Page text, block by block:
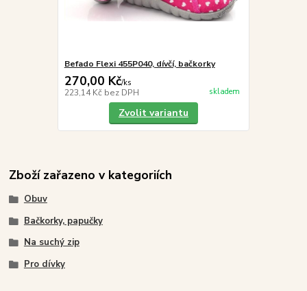
Befado Flexi 455P040, dívčí, bačkorky
270,00 Kč/ks
223,14 Kč bez DPH skladem
Zvolit variantu
Zboží zařazeno v kategoriích
Obuv
Bačkorky, papučky
Na suchý zip
Pro dívky